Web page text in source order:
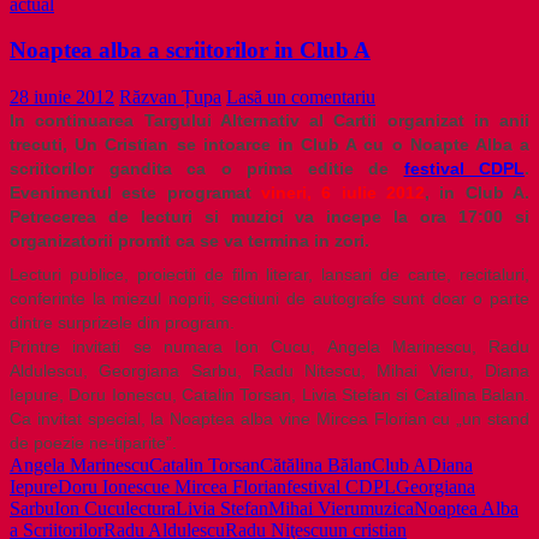
Noaptea alba a scriitorilor in Club A
28 iunie 2012 Răzvan Țupa Lasă un comentariu
In continuarea Targului Alternativ al Cartii organizat in anii
trecuti, Un Cristian se intoarce in Club A cu o Noapte Alba a
scriitorilor gandita ca o prima editie de festival CDPL.
Evenimentul este programat vineri, 6 iulie 2012, in Club A.
Petrecerea de lecturi si muzici va incepe la ora 17:00 si
organizatorii promit ca se va termina in zori.
Lecturi publice, proiectii de film literar, lansari de carte, recitaluri,
conferinte la miezul noprii, sectiuni de autografe sunt doar o parte
dintre surprizele din program.
Printre invitati se numara Ion Cucu, Angela Marinescu, Radu
Aldulescu, Georgiana Sarbu, Radu Nitescu, Mihai Vieru, Diana
Iepure, Doru Ionescu, Catalin Torsan, Livia Stefan si Catalina Balan.
Ca invitat special, la Noaptea alba vine Mircea Florian cu „un stand
de poezie ne-tiparite”.
Angela MarinescuCatalin TorsanCătălina BălanClub ADiana
IepureDoru Ionescue Mircea Florianfestival CDPLGeorgiana
SarbuIon CuculecturaLivia StefanMihai VierumuzicaNoaptea Alba
a ScriitorilorRadu AldulescuRadu Niţescuun cristian